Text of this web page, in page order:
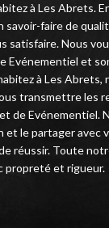
à Les Abrets.
savoir-faire de
satisfaire. Nous
Evénementiel et
à Les Abrets,
transmettre les
de Evénementiel.
et le partager avec
réussir. Toute
propreté et rigueur.